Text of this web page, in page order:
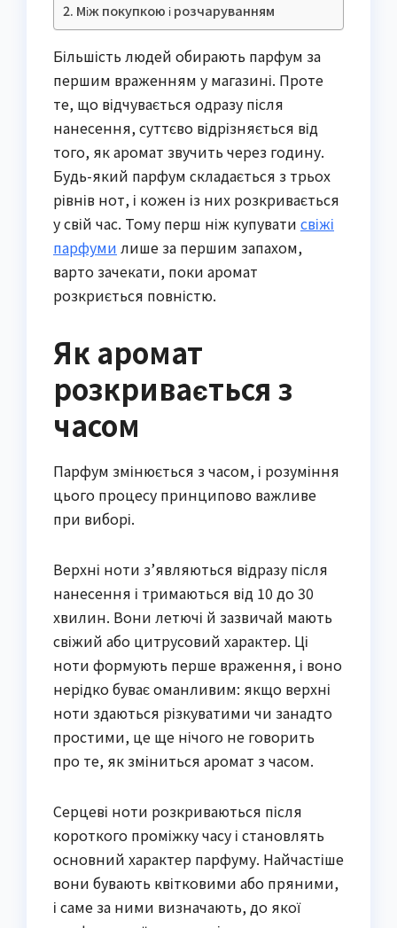
Між покупкою і розчаруванням
Більшість людей обирають парфум за
першим враженням у магазині. Проте
те, що відчувається одразу після
нанесення, суттєво відрізняється від
того, як аромат звучить через годину.
Будь-який парфум складається з трьох
рівнів нот, і кожен із них розкривається
у свій час. Тому перш ніж купувати свіжі
парфуми лише за першим запахом,
варто зачекати, поки аромат
розкриється повністю.
Як аромат
розкривається з
часом
Парфум змінюється з часом, і розуміння
цього процесу принципово важливе
при виборі.
Верхні ноти з’являються відразу після
нанесення і тримаються від 10 до 30
хвилин. Вони летючі й зазвичай мають
свіжий або цитрусовий характер. Ці
ноти формують перше враження, і воно
нерідко буває оманливим: якщо верхні
ноти здаються різкуватими чи занадто
простими, це ще нічого не говорить
про те, як зміниться аромат з часом.
Серцеві ноти розкриваються після
короткого проміжку часу і становлять
основний характер парфуму. Найчастіше
вони бувають квітковими або пряними,
і саме за ними визначають, до якої